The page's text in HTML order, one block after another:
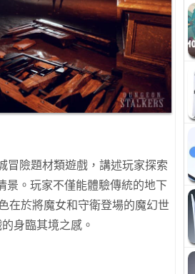
冒險題材類遊戲，講述玩家探索
景。玩家不僅能體驗傳統的地下
在於將魔女和守衛登場的魔幻世
身臨其境之感。